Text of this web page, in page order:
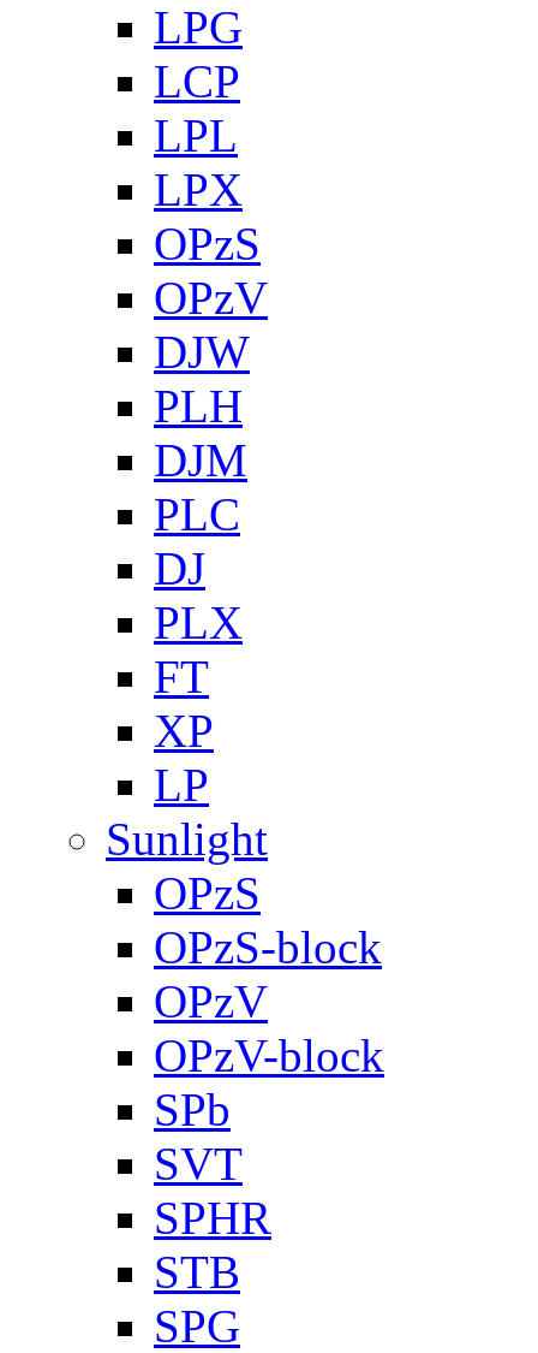
LPG
LCP
LPL
LPX
OPzS
OPzV
DJW
PLH
DJM
PLC
DJ
PLX
FT
XP
LP
Sunlight
OPzS
OPzS-block
OPzV
OPzV-block
SPb
SVT
SPHR
STB
SPG